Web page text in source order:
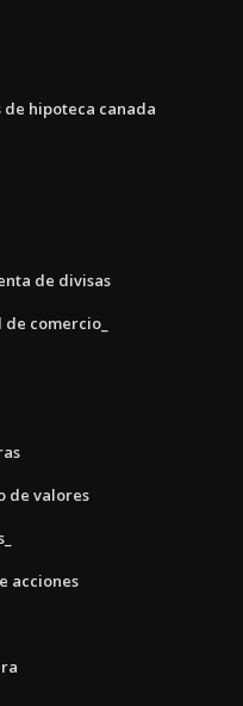
de hipoteca canada
de divisas
comercio_
de valores
acciones